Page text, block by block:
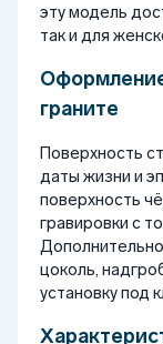
эту модель
так и для
граните
Поверхность
даты жизни и
поверхность
гравировки с
цоколь,
установку под